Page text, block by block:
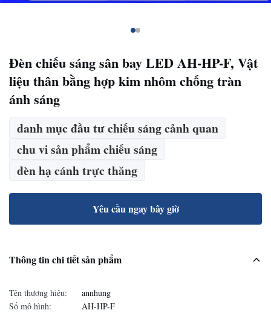
Đèn chiếu sáng sân bay LED AH-HP-F, Vật
liệu thân bằng hợp kim nhôm chống tràn
ánh sáng
danh mục đầu tư chiếu sáng cảnh quan
chu vi sản phẩm chiếu sáng
đèn hạ cánh trực thăng
Yêu cầu ngay bây giờ
Thông tin chi tiết sản phẩm
Tên thương hiệu:
annhung
Số mô hình:
AH-HP-F